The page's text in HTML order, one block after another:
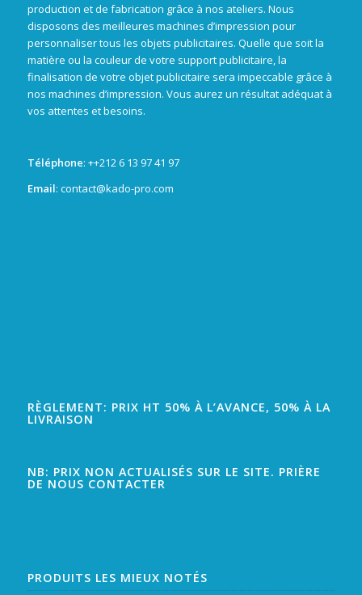
production et de fabrication grâce à nos ateliers. Nous
disposons des meilleures machines d’impression pour
personnaliser tous les objets publicitaires. Quelle que soit la
matière ou la couleur de votre support publicitaire, la
finalisation de votre objet publicitaire sera impeccable grâce à
nos machines d’impression. Vous aurez un résultat adéquat à
vos attentes et besoins.
Téléphone: ++212 6 13 97 41 97
Email: contact@kado-pro.com
RÈGLEMENT: PRIX HT 50% À L’AVANCE, 50% À LA
LIVRAISON
NB: PRIX NON ACTUALISÉS SUR LE SITE. PRIÈRE
DE NOUS CONTACTER
PRODUITS LES MIEUX NOTÉS